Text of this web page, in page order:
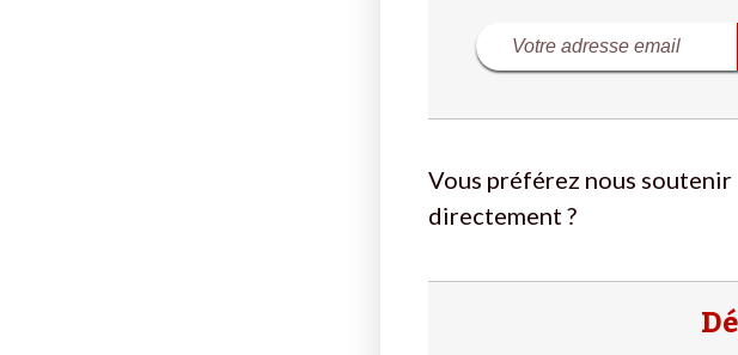
Vous préférez nous soutenir
directement ?